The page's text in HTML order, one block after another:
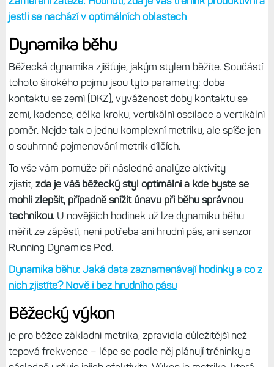
součástí Stavu tréninku, se zobrazí zátěž podle toho, v
jaké kategorii se nachází - jsou zde tři zmíněné
kategorie: fialová - anaerobní, oranžová - vysoce aerobní
a modrá - nízko aerobní.
Současně zde vidíte váš optimální rozsah, kde byste se
podle hodinek měli nacháze. Někdo má hodně aerobní
zátěže a chybí mu anaerobní, další to může mít opačně.
Tato funkce současně hodnotí, na jaký typ zátěže byste
se měli při tréninku zaměřit.
jestli se nachází v optimálních oblastech
Dynamika běhu
Běžecká dynamika zjišťuje, jakým stylem běžíte. Součástí
tohoto širokého pojmu jsou tyto parametry: doba
kontaktu se zemí (DKZ), vyváženost doby kontaktu se
zemí, kadence, délka kroku, vertikální oscilace a vertikální
poměr. Nejde tak o jednu komplexní metriku, ale spíše jen
o souhrnné pojmenování metrik dílčích.
To vše vám pomůže při následné analýze aktivity
zjistit, zda je váš běžecký styl optimální a kde byste se
mohli zlepšit, případně snížit únavu při běhu správnou